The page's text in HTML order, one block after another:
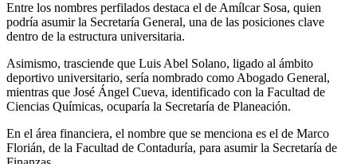
Entre los nombres perfilados destaca el de Amílcar Sosa, quien
podría asumir la Secretaría General, una de las posiciones clave
dentro de la estructura universitaria.
Asimismo, trasciende que Luis Abel Solano, ligado al ámbito
deportivo universitario, sería nombrado como Abogado General,
mientras que José Ángel Cueva, identificado con la Facultad de
Ciencias Químicas, ocuparía la Secretaría de Planeación.
En el área financiera, el nombre que se menciona es el de Marco
Florián, de la Facultad de Contaduría, para asumir la Secretaría de